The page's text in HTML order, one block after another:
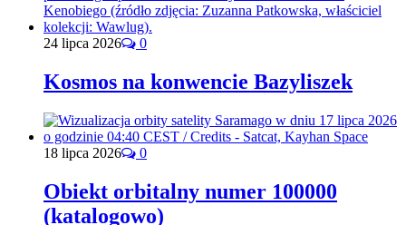
24 lipca 2026 0
Kosmos na konwencie Bazyliszek
18 lipca 2026 0
Obiekt orbitalny numer 100000
(katalogowo)